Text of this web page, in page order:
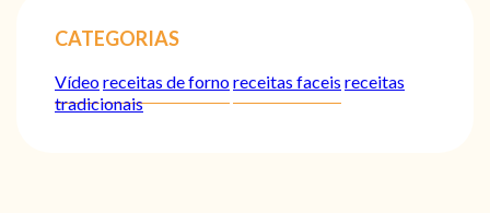
CATEGORIAS
Vídeoreceitas de fornoreceitas faceis receitas
tradicionais